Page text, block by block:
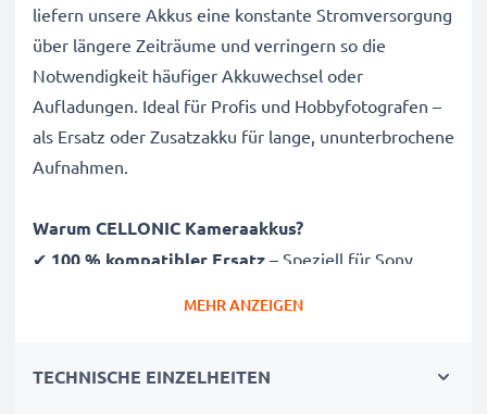
liefern unsere Akkus eine konstante Stromversorgung
über längere Zeiträume und verringern so die
Notwendigkeit häufiger Akkuwechsel oder
Aufladungen. Ideal für Profis und Hobbyfotografen –
als Ersatz oder Zusatzakku für lange, ununterbrochene
Aufnahmen.
Warum CELLONIC Kameraakkus?
✔ 100 % kompatibler Ersatz – Speziell für Sony
✔Garantierte 4200mAh Kapazität
MEHR ANZEIGEN
TECHNISCHE EINZELHEITEN